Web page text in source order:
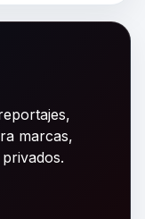
marcas,